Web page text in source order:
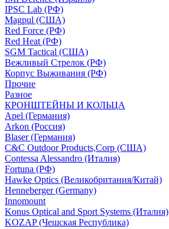
IPSC Lab (РФ)
Magpul (США)
Red Force (РФ)
Red Heat (РФ)
SGM Tactical (США)
Вежливый Стрелок (РФ)
Корпус Выживания (РФ)
Прочие
Разное
КРОНШТЕЙНЫ И КОЛЬЦА
Apel (Германия)
Arkon (Россия)
Blaser (Германия)
C&C Outdoor Products,Corp (США)
Contessa Alessandro (Италия)
Fortuna (РФ)
Hawke Optics (Великобритания/Китай)
Henneberger (Germany)
Innomount
Konus Optical and Sport Systems (Италия)
KOZAP (Чешская Республика)